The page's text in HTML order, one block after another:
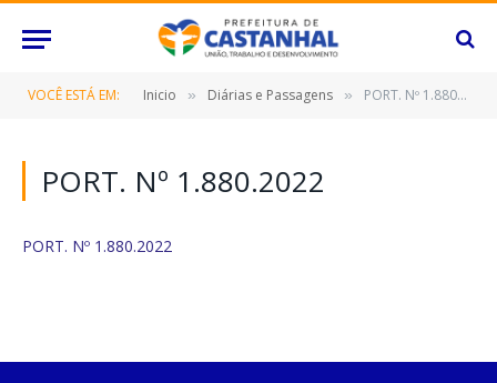
VOCÊ ESTÁ EM: Inicio » Diárias e Passagens » PORT. Nº 1.880.2022
PORT. Nº 1.880.2022
PORT. Nº 1.880.2022